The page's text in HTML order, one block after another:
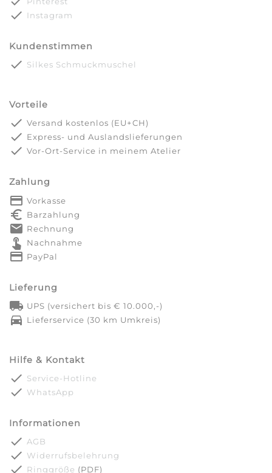
done Instagram
Kundenstimmen
done Silkes Schmuckmuschel
Vorteile
done Versand kostenlos (EU+CH)
done Express- und Auslandslieferungen
done Vor-Ort-Service in meinem Atelier
Zahlung
payment Vorkasse
euro_symbol Barzahlung
markunread Rechnung
touch_app Nachnahme
credit_card PayPal
Lieferung
local_shipping UPS (versichert bis € 10.000,-)
directions_car Lieferservice (30 km Umkreis)
Hilfe & Kontakt
done Service-Hotline
done WhatsApp
Informationen
done AGB
done Widerrufsbelehrung
done Ringgröße (PDF)